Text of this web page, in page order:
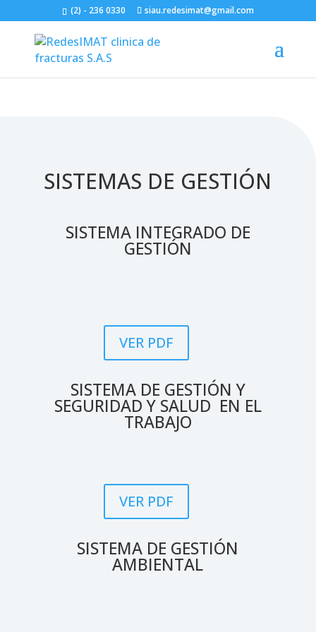
(2) - 236 0330 siau.redesimat@gmail.com
SISTEMAS DE GESTIÓN
SISTEMA INTEGRADO DE
GESTIÓN
VER PDF
SISTEMA DE GESTIÓN Y
SEGURIDAD Y SALUD EN EL
TRABAJO
VER PDF
SISTEMA DE GESTIÓN
AMBIENTAL